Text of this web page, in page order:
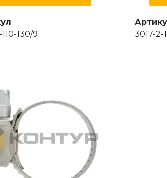
130/9
3017-2-